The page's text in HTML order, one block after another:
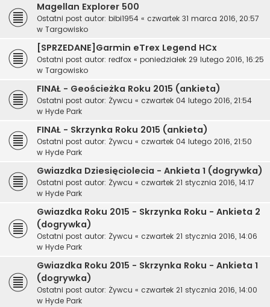
Magellan Explorer 500
Ostatni post autor: bibi1954 « czwartek 31 marca 2016, 20:57
w Targowisko
[SPRZEDANE]Garmin eTrex Legend HCx
Ostatni post autor: redfox « poniedziałek 29 lutego 2016, 16:25
w Targowisko
FINAŁ - Geościeżka Roku 2015 (ankieta)
Ostatni post autor: Żywcu « czwartek 04 lutego 2016, 21:54
w Hyde Park
FINAŁ - Skrzynka Roku 2015 (ankieta)
Ostatni post autor: Żywcu « czwartek 04 lutego 2016, 21:50
w Hyde Park
Gwiazdka Dziesięciolecia - Ankieta 1 (dogrywka)
Ostatni post autor: Żywcu « czwartek 21 stycznia 2016, 14:17
w Hyde Park
Gwiazdka Roku 2015 - Skrzynka Roku - Ankieta 2
(dogrywka)
Ostatni post autor: Żywcu « czwartek 21 stycznia 2016, 14:06
w Hyde Park
Gwiazdka Roku 2015 - Skrzynka Roku - Ankieta 1
(dogrywka)
Ostatni post autor: Żywcu « czwartek 21 stycznia 2016, 14:00
w Hyde Park